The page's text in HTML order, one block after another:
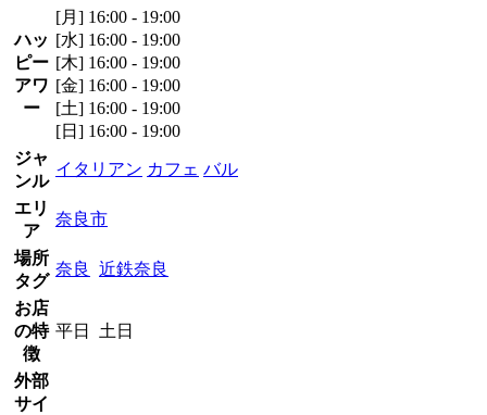
ハッ
ピー
アワ
ー
[月] 16:00 - 19:00
[水] 16:00 - 19:00
[木] 16:00 - 19:00
[金] 16:00 - 19:00
[土] 16:00 - 19:00
[日] 16:00 - 19:00
ジャ
ンル
イタリアン カフェ バル
エリ
ア
奈良市
場所
タグ
奈良 近鉄奈良
お店
の特
徴
平日 土日
外部
サイ